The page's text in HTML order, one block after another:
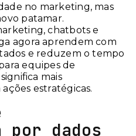
no marketing, mas
patamar.
chatbots e
agora aprendem com
e reduzem o tempo
equipes de
mais
estratégicas.
por dados